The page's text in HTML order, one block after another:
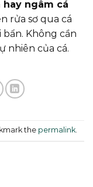
hay ngâm cá
rửa sơ qua cá
Không cần
nhiên của cá.
the permalink.